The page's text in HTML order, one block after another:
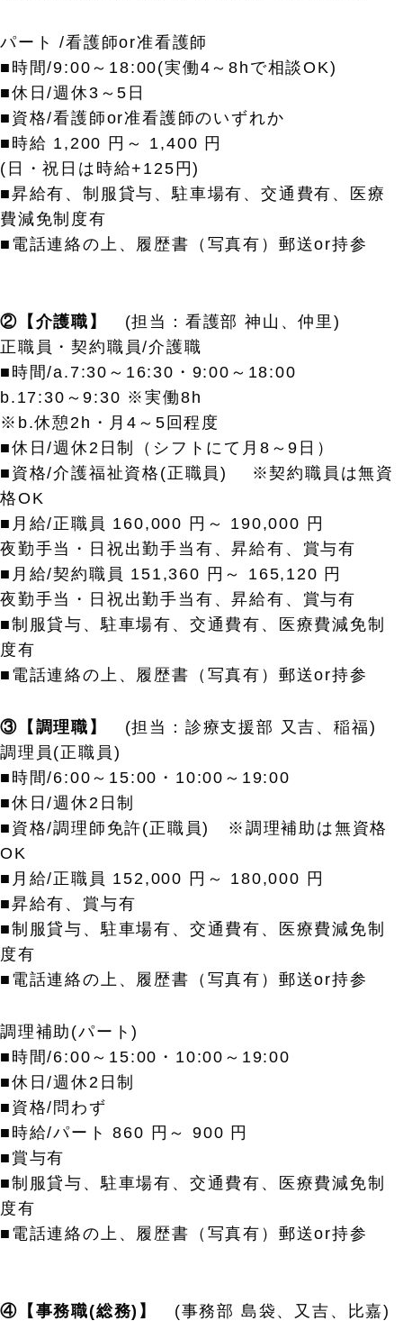
パート /看護師or准看護師
■時間/9:00～18:00(実働4～8hで相談OK)
■休日/週休3～5日
■資格/看護師or准看護師のいずれか
■時給 1,200 円～ 1,400 円
(日・祝日は時給+125円)
■昇給有、制服貸与、駐車場有、交通費有、医療
費減免制度有
■電話連絡の上、履歴書（写真有）郵送or持参
②【介護職】
(担当：看護部 神山、仲里)
正職員・契約職員/介護職
■時間/a.7:30～16:30・9:00～18:00
b.17:30～9:30 ※実働8h
※b.休憩2h・月4～5回程度
■休日/週休2日制（シフトにて月8～9日）
■資格/介護福祉資格(正職員) ※契約職員は無資
格OK
■月給/正職員 160,000 円～ 190,000 円
夜勤手当・日祝出勤手当有、昇給有、賞与有
■月給/契約職員 151,360 円～ 165,120 円
夜勤手当・日祝出勤手当有、昇給有、賞与有
■制服貸与、駐車場有、交通費有、医療費減免制
度有
■電話連絡の上、履歴書（写真有）郵送or持参
③【調理職】
(担当：診療支援部 又吉、稲福)
調理員(正職員)
■時間/6:00～15:00・10:00～19:00
■休日/週休2日制
■資格/調理師免許(正職員) ※調理補助は無資格
OK
■月給/正職員 152,000 円～ 180,000 円
■昇給有、賞与有
■制服貸与、駐車場有、交通費有、医療費減免制
度有
■電話連絡の上、履歴書（写真有）郵送or持参
調理補助(パート)
■時間/6:00～15:00・10:00～19:00
■休日/週休2日制
■資格/問わず
■時給/パート 860 円～ 900 円
■賞与有
■制服貸与、駐車場有、交通費有、医療費減免制
度有
■電話連絡の上、履歴書（写真有）郵送or持参
④【事務職(総務)】
(事務部 島袋、又吉、比嘉)